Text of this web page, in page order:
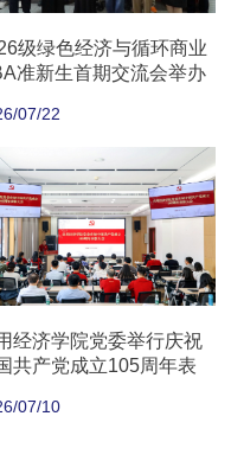
级绿色经济与循环商业
准新生首期交流会举办
07/22
经济学院党委举行庆祝
共产党成立105周年表
07/10